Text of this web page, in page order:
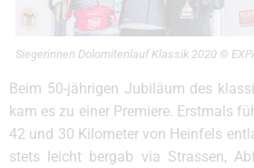
Siegerinnen Dolomitenlauf Klassik 2020 ©
Beim 50-jährigen Jubiläum des
kam es zu einer Premiere. Erstmals
42 und 30 Kilometer von Heinfels
stets leicht bergab via Strassen,